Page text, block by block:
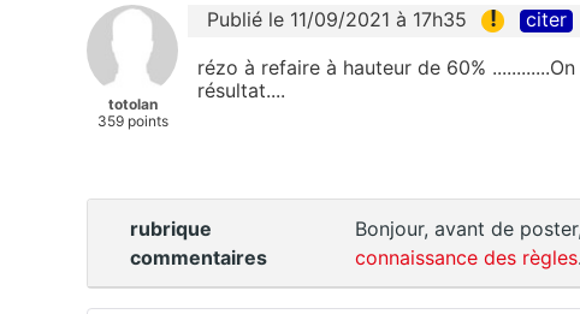
totolan
359 points
Publié le 11/09/2021 à 17h35 ! citer
rézo à refaire à hauteur de 60%
résultat....
rubrique
commentaires
Bonjour, avant de
connaissance des règles.